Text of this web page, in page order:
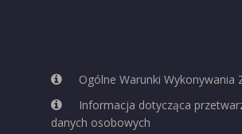
Ogólne Warunki Wykonywania
Informacja dotycząca
danych osobowych